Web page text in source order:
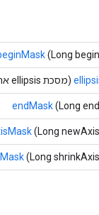
(Long
(מסכת ellipsis ארוכה)
endMask(Long
(Long
(Long